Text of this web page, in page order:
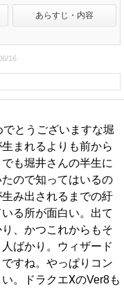
あらすじ・内容
16
でとうございますな堀
まれるよりも前から
も堀井さんの半生に
ので知ってはいるの
み出されるまでの紆
る所が面白い。出て
、かつこれからもそ
ばかり。ウィザード
すね。やっぱりコン
。ドラクエⅩのVer8も